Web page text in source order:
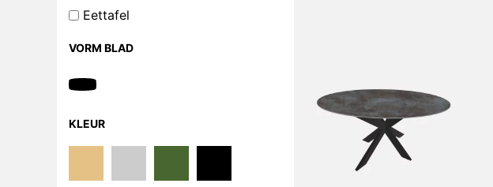
Eettafel
VORM BLAD
KLEUR